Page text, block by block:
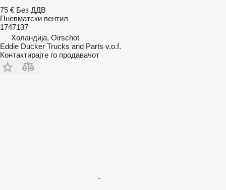
75 € Без ДДВ
Пневматски вентил
1747137
Холандија, Oirschot
Eddie Ducker Trucks and Parts v.o.f.
Контактирајте го продавачот